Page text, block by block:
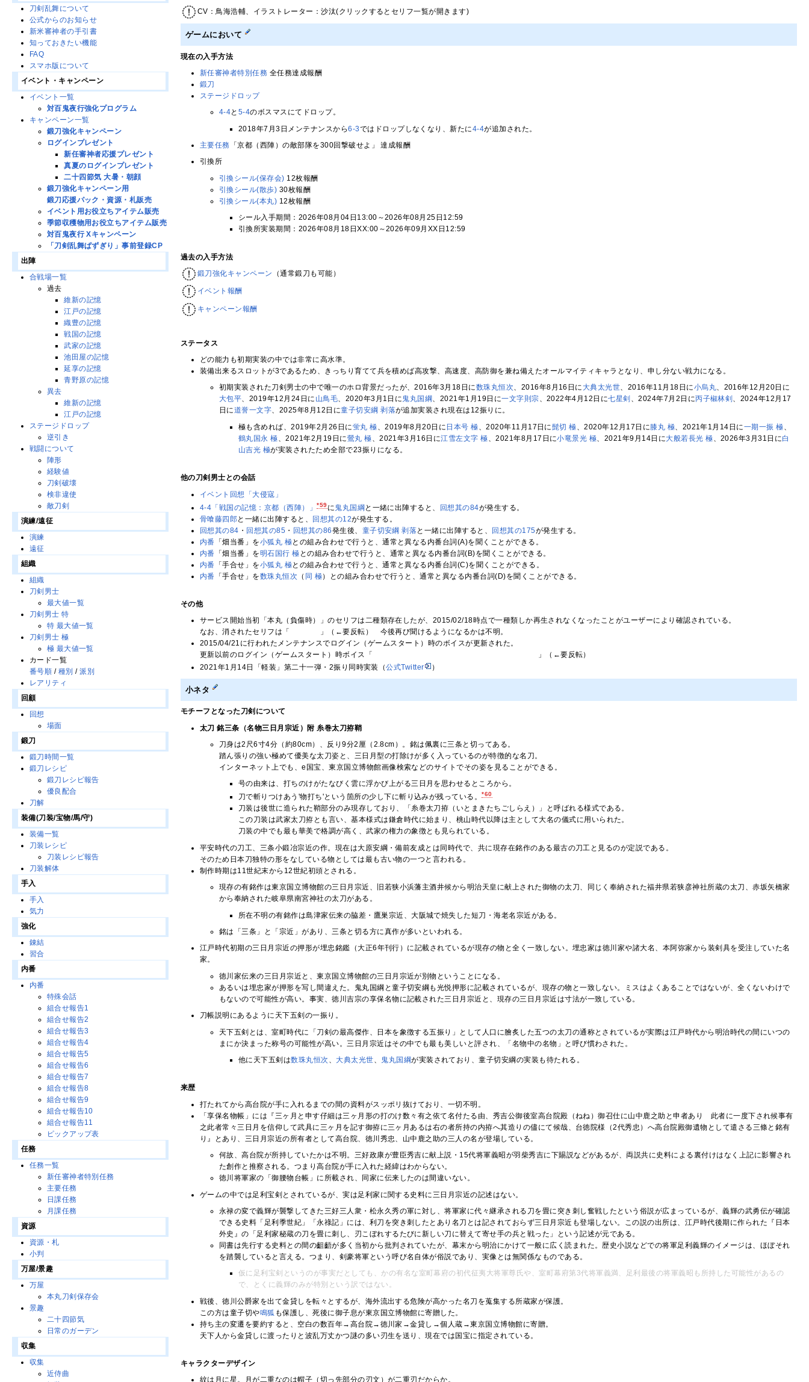
CV：鳥海浩輔、イラストレーター：沙汰(クリックするとセリフ一覧が開きます)
ゲームにおいて
現在の入手方法
新任審神者特別任務 全任務達成報酬
鍛刀
ステージドロップ
4-4と 5-4のボスマスにてドロップ。
2018年7月3日メンテナンスから6-3ではドロップしなくなり、新たに4-4が追加された。
主要任務
「京都（西陣）の敵部隊を300回撃破せよ」 達成報酬
引換所
引換シール(保存会) 12枚報酬
引換シール(散歩) 30枚報酬
引換シール(本丸) 12枚報酬
シール入手期間：2026年08月04日13:00～2026年08月25日12:59
引換所実装期間：2026年08月18日XX:00～2026年09月XX日12:59
過去の入手方法
鍛刀強化キャンペーン
（通常鍛刀も可能）
イベント報酬
キャンペーン報酬
ステータス
どの能力も初期実装の中では非常に高水準。
装備出来るスロットが3であるため、きっちり育てて兵を積めば高攻撃、高速度、高防御を兼ね備えたオールマイティキャラとなり、申し分ない戦力になる。
初期実装された刀剣男士の中で唯一のホロ背景だったが、2016年3月18日に数珠丸恒次、2016年8月16日に 大典太光世、2016年11月18日に小烏丸、2016年12月20日に
大包平、2019年12月24日に 山鳥毛、2020年3月1日に 鬼丸国綱、2021年1月19日に一文字則宗、2022年4月12日に七星剣 、2024年7月2日に丙子椒林剣 、2024年12月17
日に道誉一文字、2025年8月12日に童子切安綱 剥落が追加実装され現在は12振りに。
極も含めれば、2019年2月26日に蛍丸 極 、2019年8月20日に 日本号 極 、2020年11月17日に髭切 極 、2020年12月17日に膝丸 極 、2021年1月14日に一期一振 極
鶴丸国永 極 、2021年2月19日に鶯丸 極 、2021年3月16日に江雪左文字 極 、2021年8月17日に小竜景光 極 、2021年9月14日に大般若長光 極 、2026年3月31日に白
山吉光 極が実装されたため全部で23振りになる。
他の刀剣男士との会話
イベント回想「大侵寇」
4-4「戦国の記憶：京都（西陣）」*59に 鬼丸国綱と一緒に出陣すると、 回想其の84が発生する。
骨喰藤四郎と一緒に出陣すると、 回想其の12が発生する。
回想其の84 ・ 回想其の85 ・ 回想其の86発生後、 童子切安綱 剥落と一緒に出陣すると、 回想其の175が発生する。
内番
「畑当番」を小狐丸 極との組み合わせで行うと、通常と異なる内番台詞(A)を聞くことができる。
内番
「畑当番」を明石国行 極 との組み合わせで行うと、通常と異なる内番台詞(B)を聞くことができる。
内番
「手合せ」を小狐丸 極との組み合わせで行うと、通常と異なる内番台詞(C)を聞くことができる。
内番
「手合せ」を数珠丸恒次 （ 同 極）との組み合わせで行うと、通常と異なる内番台詞(D)を聞くことができる。
その他
サービス開始当初「本丸（負傷時）」のセリフは二種類存在したが、2015/02/18時点で一種類しか再生されなくなったことがユーザーにより確認されている。
なお、消されたセリフは「
」（←要反転） 今後再び聞けるようになるかは不明。
2015/04/21に行われたメンテナンスでログイン（ゲームスタート）時のボイスが更新された。
更新以前のログイン（ゲームスタート）時ボイス「
」（←要反転）
2021年1月14日「軽装」第二十一弾・2振り同時実装（公式Twitter ）
小ネタ
モチーフとなった刀剣について
太刀 銘三条（名物三日月宗近）附 糸巻太刀拵鞘
刀身は2尺6寸4分（約80cm）、反り9分2厘（2.8cm）。銘は佩裏に三条と切ってある。
踏ん張りの強い極めて優美な太刀姿と、三日月型の打除けが多く入っているのが特徴的な名刀。
インターネット上でも、e国宝、東京国立博物館画像検索などのサイトでその姿を見ることができる。
号の由来は、打ちのけがたなびく雲に浮かび上がる三日月を思わせるところから。
刀で斬りつけあう'物打ち'という箇所の少し下に斬り込みが残っている。*60
刀装は後世に造られた鞘部分のみ現存しており、「糸巻太刀拵（いとまきたちごしらえ）」と呼ばれる様式である。
この刀装は武家太刀拵とも言い、基本様式は鎌倉時代に始まり、桃山時代以降は主として大名の儀式に用いられた。
刀装の中でも最も華美で格調が高く、武家の権力の象徴とも見られている。
平安時代の刀工、三条小鍛冶宗近の作。現在は大原安綱・備前友成とは同時代で、共に現存在銘作のある最古の刀工と見るのが定説である。
そのため日本刀独特の形をなしている物としては最も古い物の一つと言われる。
制作時期は11世紀末から12世紀初頭とされる。
現存の有銘作は東京国立博物館の三日月宗近、旧若狭小浜藩主酒井候から明治天皇に献上された御物の太刀、同じく奉納された福井県若狭彦神社所蔵の太刀、赤坂矢橋家
から奉納された岐阜県南宮神社の太刀がある。
所在不明の有銘作は島津家伝来の脇差・鷹巣宗近、大阪城で焼失した短刀・海老名宗近がある。
銘は「三条」と「宗近」があり、三条と切る方に真作が多いといわれる。
江戸時代初期の三日月宗近の押形が埋忠銘鑑（大正6年刊行）に記載されているが現存の物と全く一致しない。埋忠家は徳川家や諸大名、本阿弥家から装剣具を受注していた名
家。
徳川家伝来の三日月宗近と、東京国立博物館の三日月宗近が別物ということになる。
あるいは埋忠家が押形を写し間違えた。鬼丸国綱と童子切安綱も光悦押形に記載されているが、現存の物と一致しない。ミスはよくあることではないが、全くないわけで
もないので可能性が高い。事実、徳川吉宗の享保名物に記載された三日月宗近と、現存の三日月宗近は寸法が一致している。
刀帳説明にあるように天下五剣の一振り。
天下五剣とは、室町時代に「刀剣の最高傑作、日本を象徴する五振り」として人口に膾炙した五つの太刀の通称とされているが実際は江戸時代から明治時代の間にいつの
まにか決まった称号の可能性が高い。三日月宗近はその中でも最も美しいと評され、「名物中の名物」と呼び慣わされた。
他に天下五剣は数珠丸恒次 、 大典太光世、 鬼丸国綱が実装されており、童子切安綱の実装も待たれる。
来歴
打たれてから高台院が手に入れるまでの間の資料がスッポリ抜けており、一切不明。
「享保名物帳」には『三ヶ月と申す仔細は三ヶ月形の打のけ数々有之依て名付たる由、秀吉公御後室高台院殿（ねね）御召仕に山中鹿之助と申者あり 此者に一度下され候事有
之此者常々三日月を信仰して武具に三ヶ月を記す御拵に三ヶ月あるは右の者所持の内拵へ其造りの儘にて候哉、台徳院様（2代秀忠）へ高台院殿御遺物として遣さる三條と銘有
り』とあり、三日月宗近の所有者として高台院、徳川秀忠、山中鹿之助の三人の名が登場している。
何故、高台院が所持していたかは不明。三好政康が豊臣秀吉に献上説・15代将軍義昭が羽柴秀吉に下賜説などがあるが、両説共に史料による裏付けはなく上記に影響され
た創作と推察される。つまり高台院が手に入れた経緯はわからない。
徳川将軍家の「御腰物台帳」に所載され、同家に伝来したのは間違いない。
ゲームの中では足利宝剣とされているが、実は足利家に関する史料に三日月宗近の記述はない。
永禄の変で義輝が襲撃してきた三好三人衆・松永久秀の軍に対し、将軍家に代々継承される刀を畳に突き刺し奮戦したという俗説が広まっているが、義輝の武勇伝が確認
できる史料「足利季世紀」「永祿記」には、利刀を突き刺したとあり名刀とは記されておらず三日月宗近も登場しない。この説の出所は、江戸時代後期に作られた『日本
外史』の「足利家秘蔵の刀を畳に刺し、刃こぼれするたびに新しい刀に替えて寄せ手の兵と戦った」という記述が元である。
同書は先行する史料との間の齟齬が多く当初から批判されていたが、幕末から明治にかけて一般に広く読まれた。歴史小説などでの将軍足利義輝のイメージは、ほぼそれ
を踏襲していると言える。つまり、剣豪将軍という呼び名自体が俗説であり、実像とは無関係なものである。
仮に足利宝剣というのが事実だとしても、かの有名な室町幕府の初代征夷大将軍尊氏や、室町幕府第3代将軍義満、足利最後の将軍義昭も所持した可能性があるの
で、とくに義輝のみが特別という訳ではない。
戦後、徳川公爵家を出て金貸しを転々とするが、海外流出する危険が高かった名刀を蒐集する所蔵家が保護。
この方は童子切や鳴狐 も保護し、死後に御子息が東京国立博物館に寄贈した。
持ち主の変遷を要約すると、空白の数百年→高台院→徳川家→金貸し→個人蔵→東京国立博物館に寄贈。
天下人から金貸しに渡ったりと波乱万丈かつ謎の多い刃生を送り、現在では国宝に指定されている。
キャラクターデザイン
紋は月に星。月が二重なのは帽子（切っ先部分の刃文）が二重刃だからか。
刀剣乱舞について
公式からのお知らせ
新米審神者の手引書
知っておきたい機能
FAQ
スマホ版について
イベント・キャンペーン
イベント一覧
対百鬼夜行強化プログラム
キャンペーン一覧
鍛刀強化キャンペーン
ログインプレゼント
新任審神者応援プレゼント
真夏のログインプレゼント
二十四節気 大暑・朝顔
鍛刀強化キャンペーン用
鍛刀応援パック・資源・札販売
イベント用お役立ちアイテム販売
季節収穫物用お役立ちアイテム販売
対百鬼夜行 Xキャンペーン
「刀剣乱舞ぱずぎり」事前登録CP
出陣
合戦場一覧
過去
維新の記憶
江戸の記憶
織豊の記憶
戦国の記憶
武家の記憶
池田屋の記憶
延享の記憶
青野原の記憶
異去
維新の記憶
江戸の記憶
ステージドロップ
逆引き
戦闘について
陣形
経験値
刀剣破壊
検非違使
敵刀剣
演練/遠征
演練
遠征
組織
組織
刀剣男士
最大値一覧
刀剣男士 特
特 最大値一覧
刀剣男士 極
極 最大値一覧
カード一覧
番号順 / 種別 /派別
レアリティ
回顧
回想
場面
鍛刀
鍛刀時間一覧
鍛刀レシピ
鍛刀レシピ報告
優良配合
刀解
装備(刀装/宝物/馬/守)
装備一覧
刀装レシピ
刀装レシピ報告
刀装解体
手入
手入
気力
強化
錬結
習合
内番
内番
特殊会話
組合せ報告1
組合せ報告2
組合せ報告3
組合せ報告4
組合せ報告5
組合せ報告6
組合せ報告7
組合せ報告8
組合せ報告9
組合せ報告10
組合せ報告11
ピックアップ表
任務
任務一覧
新任審神者特別任務
主要任務
日課任務
月課任務
資源
資源・札
小判
万屋/景趣
万屋
本丸刀剣保存会
景趣
二十四節気
日常のガーデン
収集
収集
近侍曲